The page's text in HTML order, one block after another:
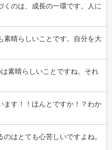
のは、成長の一環です。人に
素晴らしいことです。自分を大
素晴らしいことですね。それ
ます！！ほんとですか！？わか
はとても心苦しいですよね。